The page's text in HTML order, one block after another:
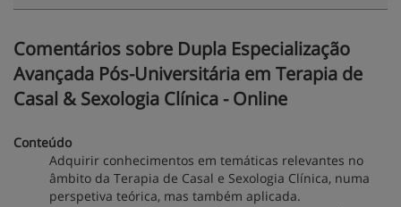
Comentários sobre Dupla Especialização
Avançada Pós-Universitária em Terapia de
Casal & Sexologia Clínica - Online
Conteúdo
Adquirir conhecimentos em temáticas relevantes no
âmbito da Terapia de Casal e Sexologia Clínica, numa
perspetiva teórica, mas também aplicada.